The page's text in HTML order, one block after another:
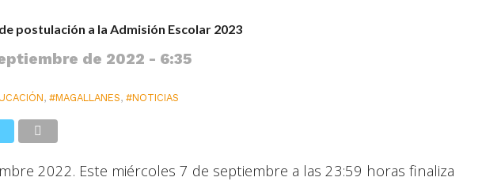
postulación a la Admisión Escolar 2023
de 2022 - 6:35
,#MAGALLANES,#NOTICIAS
2022. Este miércoles 7 de septiembre a las 23:59 horas finaliza